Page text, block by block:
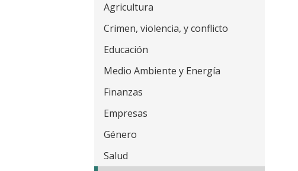
Agricultura
Crimen, violencia, y conflicto
Educación
Medio Ambiente y Energía
Finanzas
Empresas
Género
Salud